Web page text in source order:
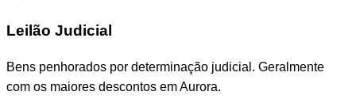
Leilão Judicial
Bens penhorados por determinação judicial. Geralmente
com os maiores descontos em Aurora.